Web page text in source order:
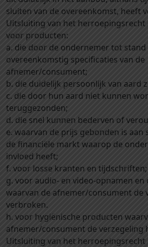
sluiten van de overeenkomst, heeft
Uitsluiting van het herroepingsrecht
voor producten:
a. die door de ondernemer tot
overeenkomstig specificaties van de
afnemer/consument;
b. die duidelijk persoonlijk van aard
c. die door hun aard niet kunnen
teruggezonden;
d. die snel kunnen bederven of
e. waarvan de prijs gebonden is aan
de financiële markt waarop de
invloed heeft;
f. voor losse kranten en tijdschriften;
g. voor audio- en video-opnamen
waarvan de afnemer/consument de
verbroken.
h. voor hygiënische producten
afnemer/consument de verzegeling
Uitsluiting van het herroepingsrecht